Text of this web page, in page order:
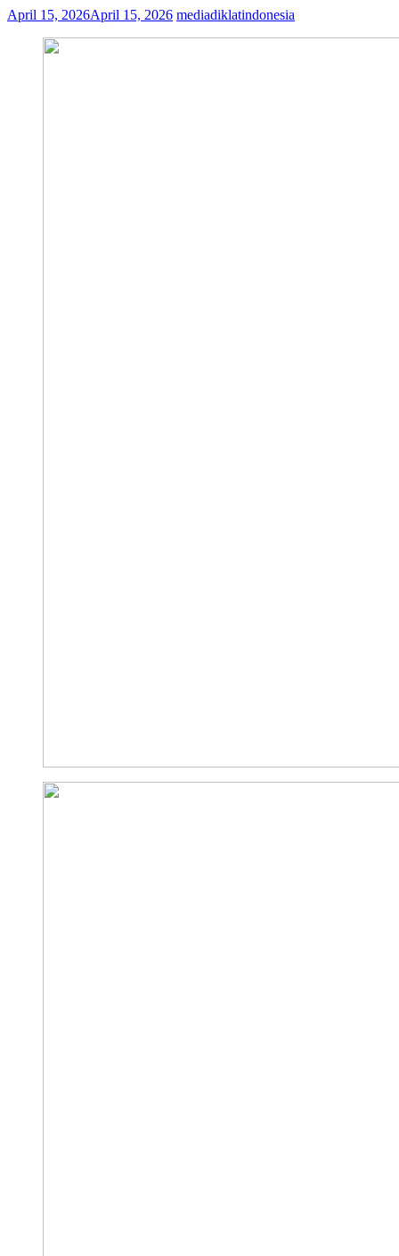
April 15, 2026April 15, 2026 mediadiklatindonesia